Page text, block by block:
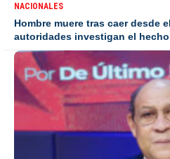
NACIONALES
Hombre muere tras caer desde
autoridades investigan el hecho